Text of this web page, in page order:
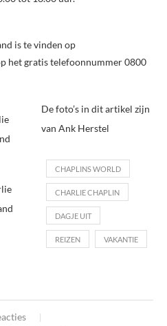
is te vinden op
het gratis telefoonnummer 0800
De foto’s in dit artikel zijn
van Ank Herstel
CHAPLINS WORLD
CHARLIE CHAPLIN
DAGJE UIT
REIZEN VAKANTIE